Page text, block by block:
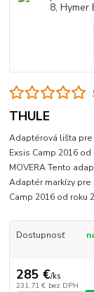
THULE
Adaptérová lišta pre
Exsis Camp 2016
MOVERA Tento
Adaptér markízy pre
Camp 2016 od roku
Dostupnosť
285 €/ks
231,71 € bez DPH